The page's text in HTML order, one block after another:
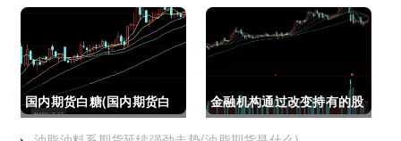
限结构)
日线模型趋势图怎么看)
国内期货白糖(国内期货白
糖合约是怎么交割)
金融机构通过改变持有的股
指期货合约(股指期货合约